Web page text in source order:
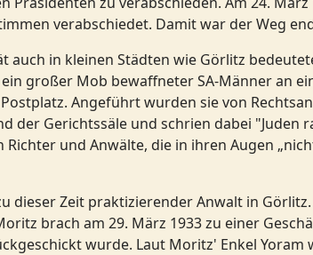
verabschiedet. Damit war der Weg
auch in kleinen Städten wie Görlitz
großer Mob bewaffneter SA-Männer an
Angeführt wurden sie von
der Gerichtssäle und schrien dabei
Richter und Anwälte, die in ihren Augen
dieser Zeit praktizierender Anwalt in
brach am 29. März 1933 zu einer
wurde. Laut Moritz' Enkel